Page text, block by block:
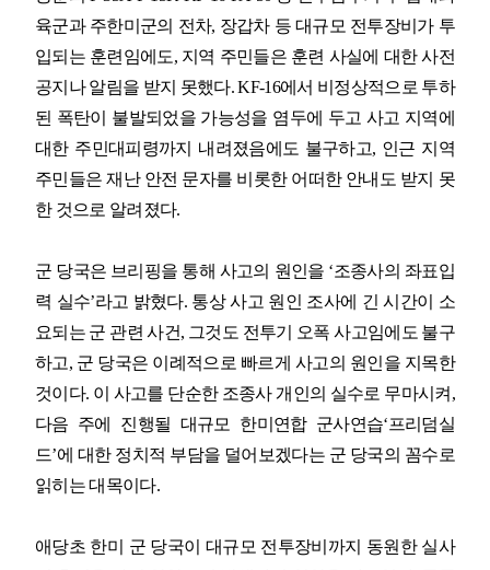
육군과 주한미군의 전차, 장갑차 등 대규모 전투장비가 투
입되는 훈련임에도, 지역 주민들은 훈련 사실에 대한 사전
공지나 알림을 받지 못했다. KF-16에서 비정상적으로 투하
된 폭탄이 불발되었을 가능성을 염두에 두고 사고 지역에
대한 주민대피령까지 내려졌음에도 불구하고, 인근 지역
주민들은 재난 안전 문자를 비롯한 어떠한 안내도 받지 못
한 것으로 알려졌다.
군 당국은 브리핑을 통해 사고의 원인을 ‘조종사의 좌표입
력 실수’라고 밝혔다. 통상 사고 원인 조사에 긴 시간이 소
요되는 군 관련 사건, 그것도 전투기 오폭 사고임에도 불구
하고, 군 당국은 이례적으로 빠르게 사고의 원인을 지목한
것이다. 이 사고를 단순한 조종사 개인의 실수로 무마시켜 ,
다음 주에 진행될 대규모 한미연합 군사연습‘프리덤실
드’에 대한 정치적 부담을 덜어보겠다는 군 당국의 꼼수로
읽히는 대목이다.
애당초 한미 군 당국이 대규모 전투장비까지 동원한 실사